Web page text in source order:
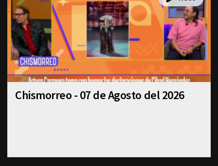
Chismorreo - 07 de Agosto del 2026